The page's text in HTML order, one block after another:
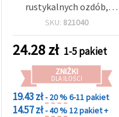
rustykalnych ozdób,
rękodzieła, makramy i
SKU: 821040
24.28zł 1-5 pakiet
ZNIŻKI
DLA ILOŚCI
19.43 zł- 20 %6-11 pakiet
14.57 zł- 40 %12 pakiet +